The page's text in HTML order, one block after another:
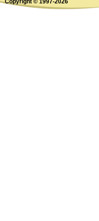
Copyright © 1997-2026